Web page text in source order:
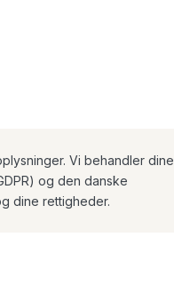
Vi behandler dine
og den danske
dine rettigheder.